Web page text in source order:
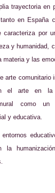
trayectoria en
en España
por
y humanidad,
materia y las
arte comunitario
el arte en la
como un
y educativa.
la